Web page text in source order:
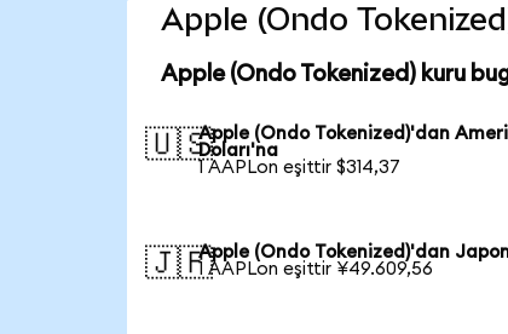
Apple (Ondo
Apple (Ondo Tokenized) kuru
🇺🇸Apple (Ondo Tokenized)'dan
Doları'na
1 AAPLon eşittir $314,37
🇯🇵Apple (Ondo Tokenized)'dan
1 AAPLon eşittir ¥49.609,56